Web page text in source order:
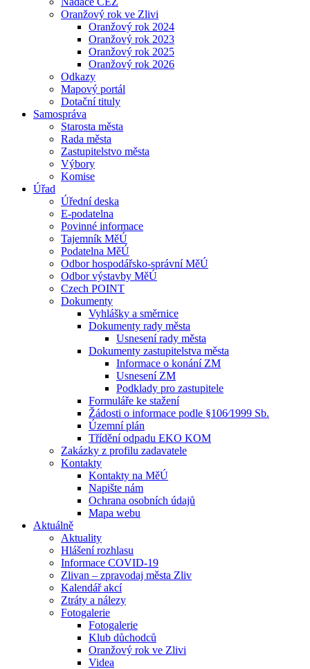
Oranžový rok ve Zlivi
Oranžový rok 2024
Oranžový rok 2023
Oranžový rok 2025
Oranžový rok 2026
Odkazy
Mapový portál
Dotační tituly
Samospráva
Starosta města
Rada města
Zastupitelstvo města
Výbory
Komise
Úřad
Úřední deska
E-podatelna
Povinné informace
Tajemník MěÚ
Podatelna MěÚ
Odbor hospodářsko-správní MěÚ
Odbor výstavby MěÚ
Czech POINT
Dokumenty
Vyhlášky a směrnice
Dokumenty rady města
Usnesení rady města
Dokumenty zastupitelstva města
Informace o konání ZM
Usnesení ZM
Podklady pro zastupitele
Formuláře ke stažení
Žádosti o informace podle §106⁄1999 Sb.
Územní plán
Třídění odpadu EKO KOM
Zakázky z profilu zadavatele
Kontakty
Kontakty na MěÚ
Napište nám
Ochrana osobních údajů
Mapa webu
Aktuálně
Aktuality
Hlášení rozhlasu
Informace COVID-19
Zlivan – zpravodaj města Zliv
Kalendář akcí
Ztráty a nálezy
Fotogalerie
Fotogalerie
Klub důchodců
Oranžový rok ve Zlivi
Videa